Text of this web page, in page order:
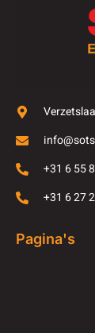
+31 6 55
+31 6 27
Pagina's